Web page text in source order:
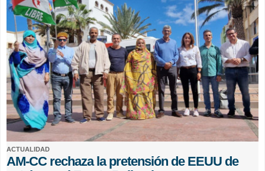
ACTUALIDAD
AM-CC rechaza la pretensión de EEUU de